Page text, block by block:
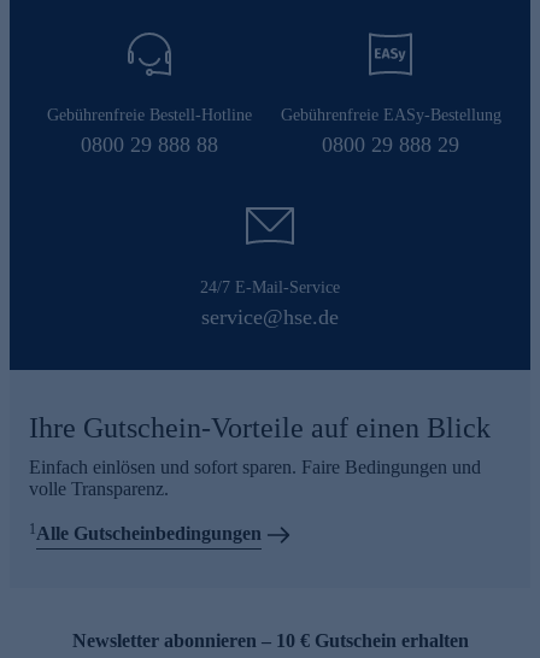
Gebührenfreie Bestell-Hotline
0800 29 888 88
Gebührenfreie EASy-Bestellung
0800 29 888 29
24/7 E-Mail-Service
service@hse.de
Ihre Gutschein-Vorteile auf einen Blick
Einfach einlösen und sofort sparen. Faire Bedingungen und
volle Transparenz.
1Alle Gutscheinbedingungen
Newsletter abonnieren – 10 € Gutschein erhalten